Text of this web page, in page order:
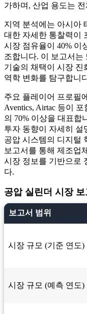
가하며, 산업 용도는
지역 분석에는 아시아
대한 자세한 통찰력이
시장 점유율이 40% 이
조합니다. 이 보고서는
기술의 채택이 시장 진
역학 변화를 탐구합니
주요 플레이어 프로필
Aventics, Airtac 등이
의 70% 이상을 대표합
투자 동향이 자세히 설
공압 시스템의 디지털
보고서를 통해 제조업
시장 정보를 기반으로
다.
공압 실린더 시장 보
보고서 범위
시장 규모 (기준 연도)
시장 규모 (예측 연도)